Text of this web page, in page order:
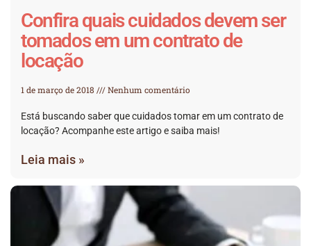
Confira quais cuidados devem ser
tomados em um contrato de
locação
1 de março de 2018 Nenhum comentário
Está buscando saber que cuidados tomar em um contrato de
locação? Acompanhe este artigo e saiba mais!
Leia mais »